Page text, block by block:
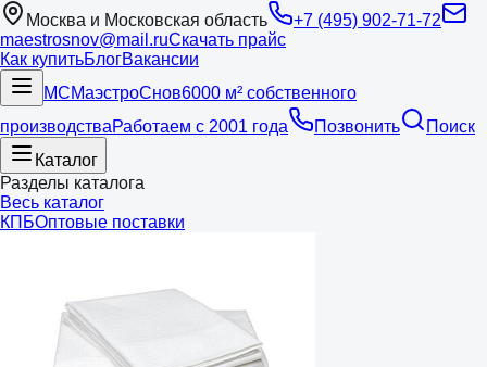
Москва и Московская область
+7 (495) 902-71-72
maestrosnov@mail.ruСкачать прайс
Как купитьБлогВакансии
МСМаэстроСнов6000 м² собственного
производстваРаботаем с 2001 года Позвонить
Поиск
Каталог
Разделы каталога
Весь каталог
КПБОптовые поставки